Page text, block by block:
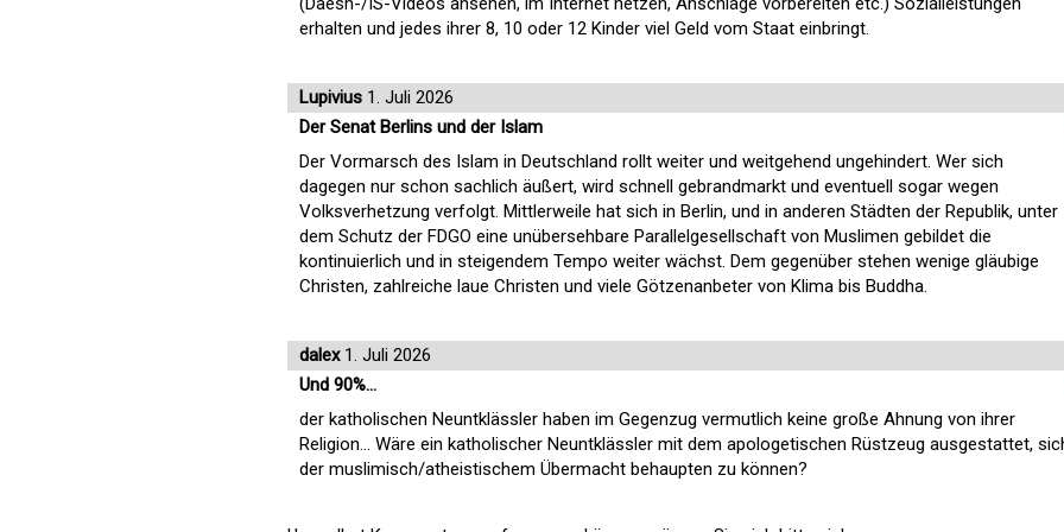
erhalten und jedes ihrer 8, 10 oder 12 Kinder viel Geld vom Staat einbringt.
Lupivius 1. Juli 2026
Der Senat Berlins und der Islam
Der Vormarsch des Islam in Deutschland rollt weiter und weitgehend ungehindert. Wer sich
dagegen nur schon sachlich äußert, wird schnell gebrandmarkt und eventuell sogar wegen
Volksverhetzung verfolgt. Mittlerweile hat sich in Berlin, und in anderen Städten der Republik, unter
dem Schutz der FDGO eine unübersehbare Parallelgesellschaft von Muslimen gebildet die
kontinuierlich und in steigendem Tempo weiter wächst. Dem gegenüber stehen wenige gläubige
Christen, zahlreiche laue Christen und viele Götzenanbeter von Klima bis Buddha.
dalex1. Juli 2026
Und 90%…
der katholischen Neuntklässler haben im Gegenzug vermutlich keine große Ahnung von ihrer
Religion… Wäre ein katholischer Neuntklässler mit dem apologetischen Rüstzeug ausgestattet,
der muslimisch/atheistischem Übermacht behaupten zu können?